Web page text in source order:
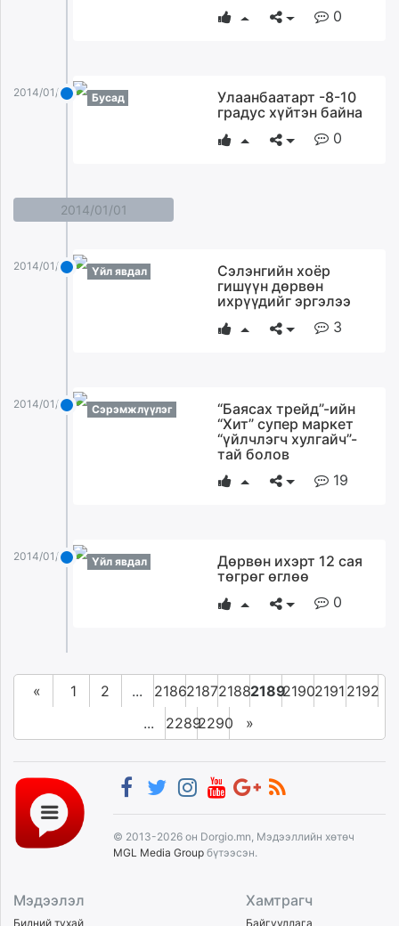
0
2014/01/02 Бусад
Улаанбаатарт -8-10
градус хүйтэн байна
0
2014/01/01
2014/01/01 Үйл явдал
Сэлэнгийн хоёр
гишүүн дөрвөн
ихрүүдийг эргэлээ
3
2014/01/01 Сэрэмжлүүлэг
“Баясах трейд”-ийн
“Хит” супер маркет
“үйлчлэгч хулгайч”-
тай болов
19
2014/01/01 Үйл явдал
Дөрвөн ихэрт 12 сая
төгрөг өглөө
0
« 1 2 ... 218621872188218921902191 2192
...
22892290 »
© 2013-2026 он Dorgio.mn, Мэдээллийн хөтөч
MGL Media Group бүтээсэн.
Мэдээлэл
Бидний тухай
Хамтрагч
Байгууллага